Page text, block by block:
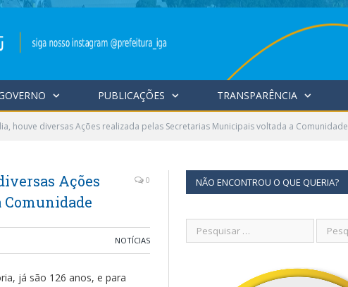
PUBLICAÇÕES TRANSPARÊNCIA
houve diversas Ações realizada pelas Secretarias Municipais voltada a Comunidade
Ações
0
NOTÍCIAS
já são 126 anos, e para
NÃO ENCONTROU O QUE QUERIA?